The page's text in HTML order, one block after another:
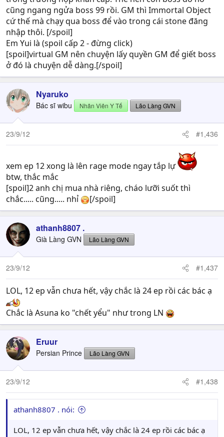
cũng ngang ngửa boss 99 rồi. GM thì Immortal Object
cứ thế mà chạy qua boss để vào trong cái stone đăng
nhập thôi. [/spoil]
Em Yui là (spoil cấp 2 - đừng click)
[spoil]virtual GM nên chuyện lấy quyền GM để giết boss
ở đó là chuyện dễ dàng.[/spoil]
Nyaruko
Bác sĩ wibu Nhân Viên Y Tế Lão Làng GVN
23/9/12 #1,436
xem ep 12 xong là lên rage mode ngay tắp lự
btw, thắc mắc
[spoil]2 anh chị mua nhà riêng, cháo lưỡi suốt thì
chắc..... cũng..... nhỉ
[/spoil]
athanh8807 .
Già Làng GVN Lão Làng GVN
23/9/12 #1,437
LOL, 12 ep vẫn chưa hết, vậy chắc là 24 ep rồi các bác ạ
Chắc là Asuna ko "chết yểu" như trong LN
Eruur
Persian Prince Lão Làng GVN
23/9/12 #1,438
athanh8807 . nói:
LOL, 12 ep vẫn chưa hết, vậy chắc là 24 ep rồi các bác ạ